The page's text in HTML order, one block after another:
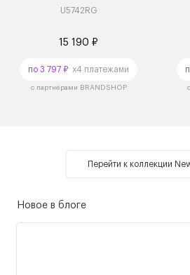
U5742RG
15 190 ₽
по 3 797 ₽ x4 платежами
с партнёрами BRANDSHOP
Перейти к коллекции
Новое в блоге